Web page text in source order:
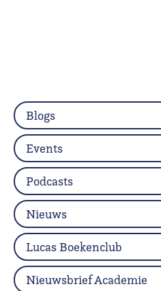
Blogs
Events
Podcasts
Nieuws
Lucas Boekenclub
Nieuwsbrief Academie